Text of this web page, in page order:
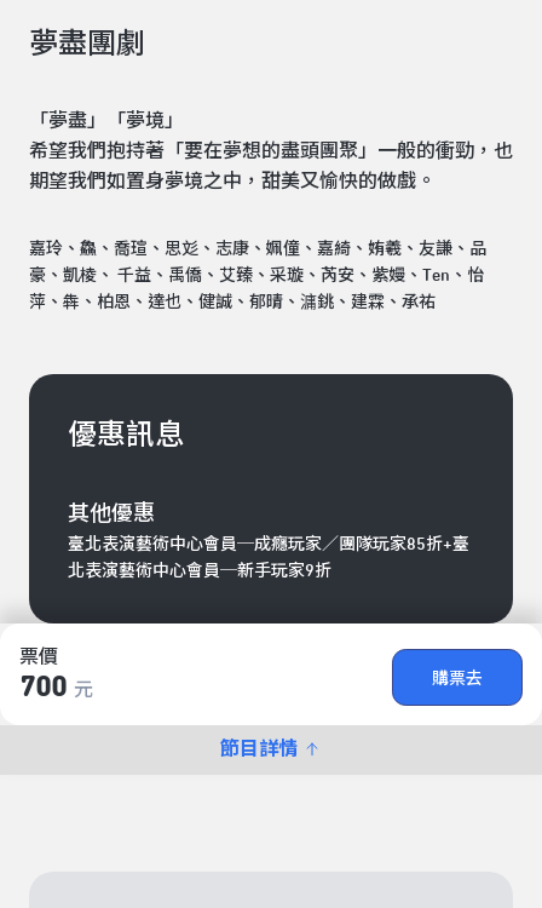
票價
700 元
購票去
節目詳情
夢盡團劇
「夢盡」「夢境」
希望我們抱持著「要在夢想的盡頭團聚」一般的衝勁，也
期望我們如置身夢境之中，甜美又愉快的做戲。
嘉玲、鱻、喬瑄、思彣、志康、姵僮、嘉綺、姷羲、友謙、品
豪、凱棱、 千益、禹僑、艾臻、采璇、芮安、紫嫚、Ten、怡
萍、犇、柏恩、達也、健誠、郁晴、滽銚、建霖、承祐
優惠訊息
其他優惠
臺北表演藝術中心會員─成癮玩家／團隊玩家85折+臺
北表演藝術中心會員─新手玩家9折